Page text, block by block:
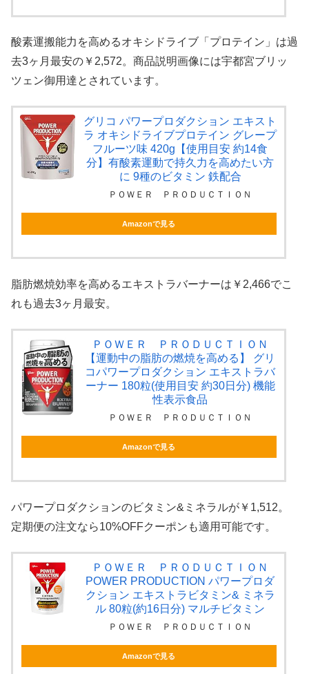
酸素運搬能力を高めるオキシドライブ「プロテイン」は過
去3ヶ月最安の￥2,572。商品説明画像には宇都宮ブリッ
ツェン御用達とされています。
グリコ パワープロダクション エキスト
ラ オキシドライブプロテイン グレープ
フルーツ味 420g【使用目安 約14食
分】有酸素運動で持久力を高めたい方
に 9種のビタミン 鉄配合
ＰＯＷＥＲ ＰＲＯＤＵＣＴＩＯＮ
Amazonで見る
脂肪燃焼効率を高めるエキストラバーナーは￥2,466でこ
れも過去3ヶ月最安。
ＰＯＷＥＲ ＰＲＯＤＵＣＴＩＯＮ
【運動中の脂肪の燃焼を高める】 グリ
コパワープロダクション エキストラバ
ーナー 180粒(使用目安 約30日分) 機能
性表示食品
ＰＯＷＥＲ ＰＲＯＤＵＣＴＩＯＮ
Amazonで見る
パワープロダクションのビタミン&ミネラルが￥1,512。
定期便の注文なら10%OFFクーポンも適用可能です。
ＰＯＷＥＲ ＰＲＯＤＵＣＴＩＯＮ
POWER PRODUCTION パワープロダ
クション エキストラビタミン& ミネラ
ル 80粒(約16日分) マルチビタミン
ＰＯＷＥＲ ＰＲＯＤＵＣＴＩＯＮ
Amazonで見る